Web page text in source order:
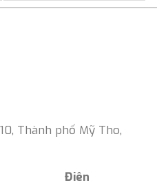
Thành phố Mỹ Tho,
897 Điên